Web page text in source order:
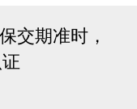
交期准时，